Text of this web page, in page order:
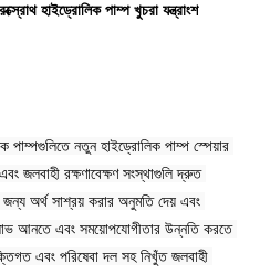
হাইড্রোলিক পাম্প খুচরা যন্ত্রাংশ
পাম্পগুলিতে নতুন হাইড্রোলিক পাম্প স্পেয়ার
জলবাহী রক্ষণাবেক্ষণ সংস্থাগুলি দ্রুত
জন্য অর্থ সাশ্রয় করার অনুমতি দেয় এবং
আনতে এবং সময়োপযোগীতার উন্নতি করতে
এবং পরিষেবা দল সহ নিখুঁত জলবাহী